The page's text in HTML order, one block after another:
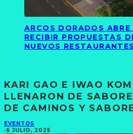
ARCOS DORADOS
RECIBIR PROPUESTAS
NUEVOS
KARI GAO E IWAO
LLENARON DE
DE CAMINOS Y
EVENTOS
·6 JULIO, 2025